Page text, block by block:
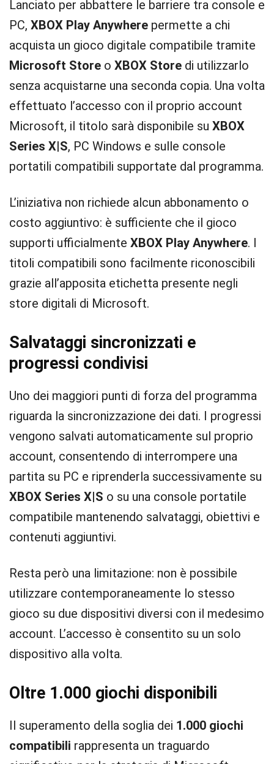
Lanciato per abbattere le barriere tra console e
PC, XBOX Play Anywhere permette a chi
acquista un gioco digitale compatibile tramite
Microsoft Store o XBOX Store di utilizzarlo
senza acquistarne una seconda copia. Una volta
effettuato l’accesso con il proprio account
Microsoft, il titolo sarà disponibile su XBOX
Series X|S, PC Windows e sulle console
portatili compatibili supportate dal programma.
L’iniziativa non richiede alcun abbonamento o
costo aggiuntivo: è sufficiente che il gioco
supporti ufficialmente XBOX Play Anywhere. I
titoli compatibili sono facilmente riconoscibili
grazie all’apposita etichetta presente negli
store digitali di Microsoft.
Salvataggi sincronizzati e
progressi condivisi
Uno dei maggiori punti di forza del programma
riguarda la sincronizzazione dei dati. I progressi
vengono salvati automaticamente sul proprio
account, consentendo di interrompere una
partita su PC e riprenderla successivamente su
XBOX Series X|S o su una console portatile
compatibile mantenendo salvataggi, obiettivi e
contenuti aggiuntivi.
Resta però una limitazione: non è possibile
utilizzare contemporaneamente lo stesso
gioco su due dispositivi diversi con il medesimo
account. L’accesso è consentito su un solo
dispositivo alla volta.
Oltre 1.000 giochi disponibili
Il superamento della soglia dei 1.000 giochi
compatibili rappresenta un traguardo